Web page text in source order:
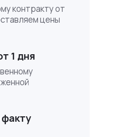
1 дня
контракту от
цены